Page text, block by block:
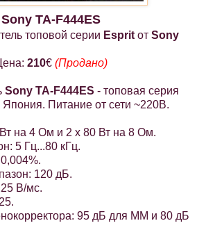
Sony TA-F444ES
топовой серии Esprit от Sony
210€ (Продано)
Sony TA-F444ES - топовая серия
Япония. Питание от сети ~220В.
на 4 Ом и 2 х 80 Вт на 8 Ом.
5 Гц...80 кГц.
120 дБ.
В/мс.
95 дБ для ММ и 80 дБ